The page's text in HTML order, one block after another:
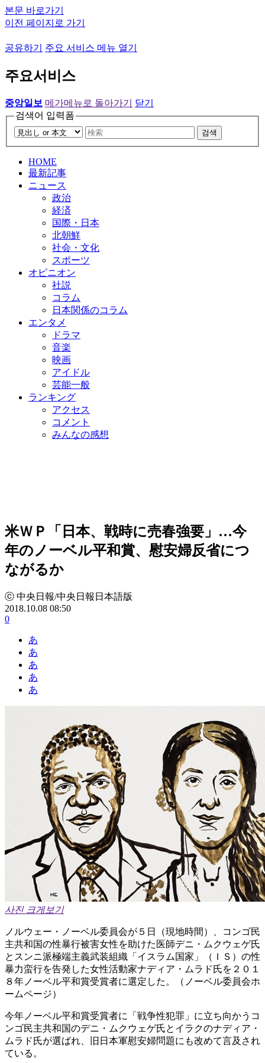
본문 바로가기
이전 페이지로 가기
공유하기 주요 서비스 메뉴 열기
주요서비스
중앙일보 메가메뉴로 돌아가기
닫기
검색어 입력폼
검색
HOME
最新記事
ニュース
政治
経済
国際・日本
北朝鮮
社会・文化
スポーツ
オピニオン
社説
コラム
日本関係のコラム
エンタメ
ドラマ
音楽
映画
アイドル
芸能一般
ランキング
アクセス
コメント
みんなの感想
米ＷＰ「日本、戦時に売春強要」…今
年のノーベル平和賞、慰安婦反省につ
ながるか
ⓒ 中央日報/中央日報日本語版
2018.10.08 08:50
0
あ
あ
あ
あ
あ
사진 크게보기
ノルウェー・ノーベル委員会が５日（現地時間）、コンゴ民
主共和国の性暴行被害女性を助けた医師デニ・ムクウェゲ氏
とスンニ派極端主義武装組織「イスラム国家」（ＩＳ）の性
暴力蛮行を告発した女性活動家ナディア・ムラド氏を２０１
８年ノーベル平和賞受賞者に選定した。（ノーベル委員会ホ
ームページ）
今年ノーベル平和賞受賞者に「戦争性犯罪」に立ち向かうコ
ンゴ民主共和国のデニ・ムクウェゲ氏とイラクのナディア・
ムラド氏が選ばれ、旧日本軍慰安婦問題にも改めて言及され
ている。